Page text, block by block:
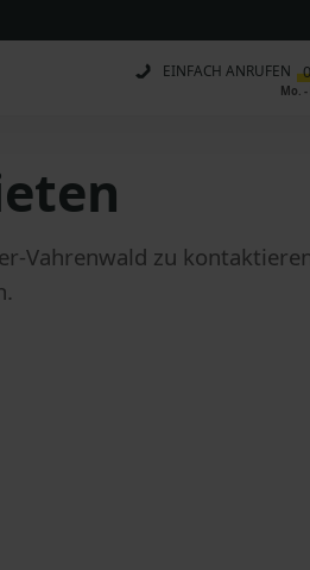
EINFACH ANRUFEN
Mo. -
Vahrenwald zu